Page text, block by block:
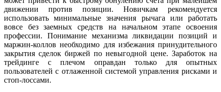
движении против позиции. Новичкам рекомендуется
использовать минимальные значения рычага или работать
вовсе без заемных средств на начальном этапе освоения
профессии. Понимание механизма ликвидации позиций и
маржин-коллов необходимо для избежания принудительного
закрытия сделок биржей по невыгодной цене. Заработок на
трейдинге с плечом оправдан только для опытных
пользователей с отлаженной системой управления рисками и
стоп-лоссами.